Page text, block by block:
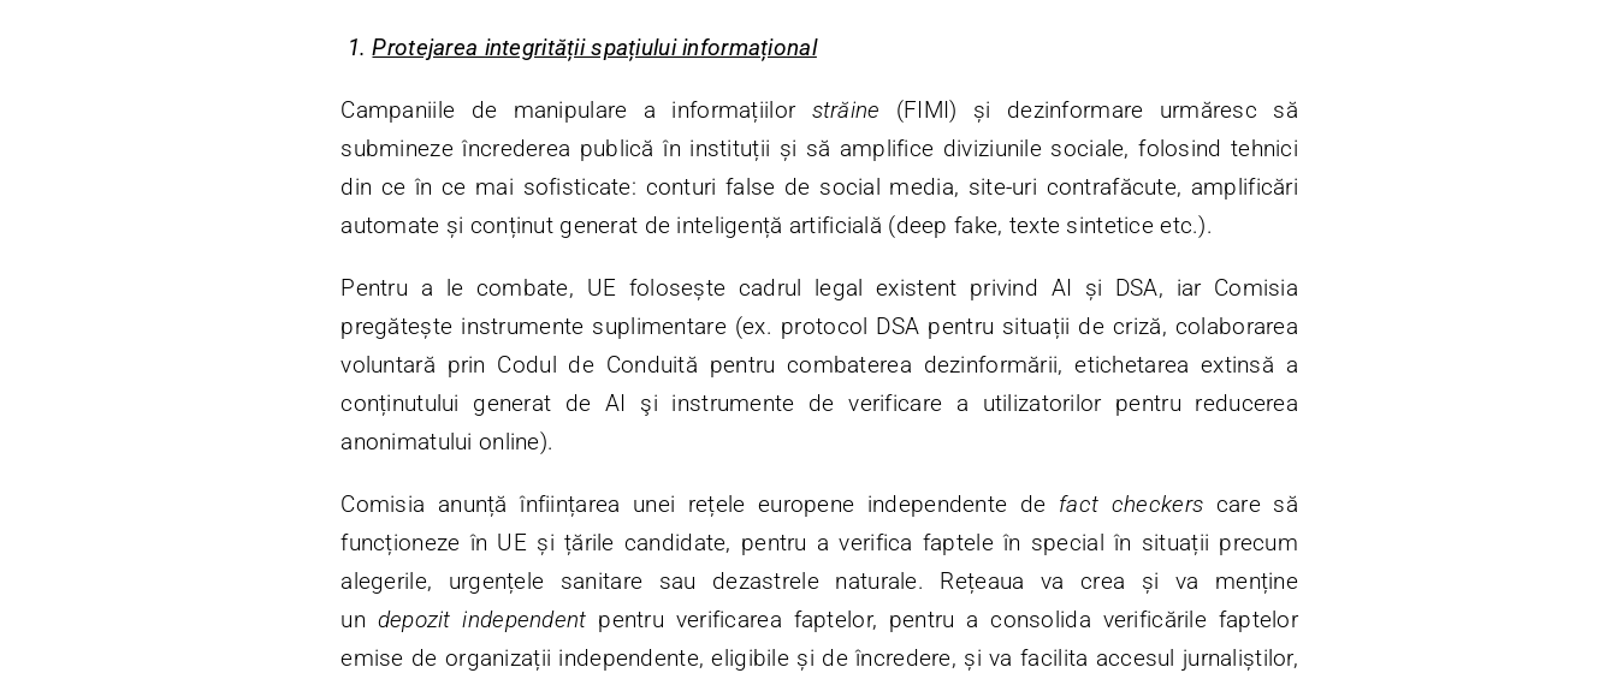
1.Protejarea integrității spațiului informațional
Campaniile de manipulare a informațiilor străine (FIMI) și dezinformare urmăresc să
submineze încrederea publică în instituții și să amplifice diviziunile sociale, folosind tehnici
din ce în ce mai sofisticate: conturi false de social media, site-uri contrafăcute, amplificări
automate și conținut generat de inteligență artificială (deep fake, texte sintetice etc.).
Pentru a le combate, UE folosește cadrul legal existent privind AI și DSA, iar Comisia
pregătește instrumente suplimentare (ex. protocol DSA pentru situații de criză, colaborarea
voluntară prin Codul de Conduită pentru combaterea dezinformării, etichetarea extinsă a
conținutului generat de AI şi instrumente de verificare a utilizatorilor pentru reducerea
anonimatului online).
Comisia anunță înființarea unei rețele europene independente de fact checkers care să
funcționeze în UE și țările candidate, pentru a verifica faptele în special în situații precum
alegerile, urgențele sanitare sau dezastrele naturale. Rețeaua va crea și va menține
un depozit independent pentru verificarea faptelor, pentru a consolida verificările faptelor
emise de organizații independente, eligibile și de încredere, și va facilita accesul jurnaliștilor,